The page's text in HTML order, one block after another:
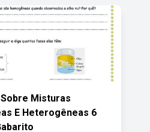
Misturas
E Heterogêneas 6